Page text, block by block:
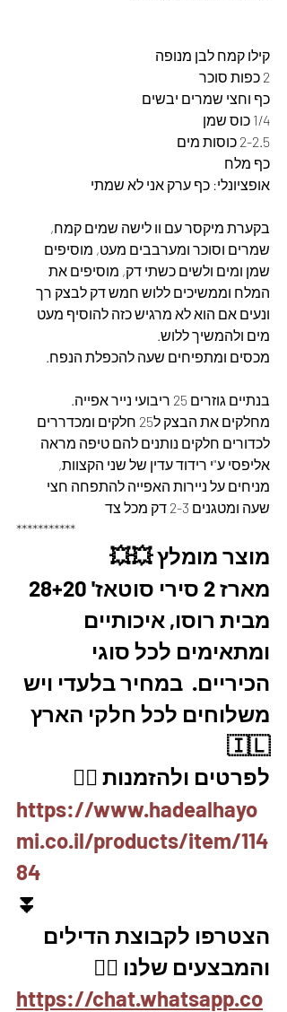
קילו קמח לבן מנופה
2 כפות סוכר
כף וחצי שמרים יבשים
1/4 כוס שמן
2-2.5 כוסות מים
כף מלח
אופציונלי: כף ערק אני לא שמתי
בקערת מיקסר עם וו לישה שמים קמח,
שמרים וסוכר ומערבבים מעט, מוסיפים
שמן ומים ולשים כשתי דק, מוסיפים את
המלח וממשיכים ללוש חמש דק לבצק רך
ונעים אם הוא לא מרגיש כזה להוסיף מעט
מים ולהמשיך ללוש.
מכסים ומתפיחים שעה להכפלת הנפח.
בנתיים גוזרים 25 ריבועי נייר אפייה.
מחלקים את הבצק ל25 חלקים ומכדררים
לכדורים חלקים נותנים להם טיפה מראה
אליפסי ע"י רידוד עדין של שני הקצוות,
מניחים על ניירות האפייה להתפחה חצי
שעה ומטגנים 2-3 דק מכל צד
***********
מוצר מומלץ 💥💥
מבית רוסו, איכותיים
ומתאימים לכל סוגי
הכיריים.  במחיר בלעדי ויש
משלוחים לכל חלקי הארץ
🇮🇱
לפרטים ולהזמנות 👇🏼
https://www.hadealhayo
mi.co.il/products/item/114
84
⏬
הצטרפו לקבוצת הדילים
והמבצעים שלנו 👇🏽
https://chat.whatsapp.co